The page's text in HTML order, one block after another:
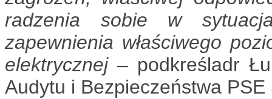
radzenia sobie w
zapewnienia właściwego
elektrycznej – podkreśladr
Audytu i Bezpieczeństwa